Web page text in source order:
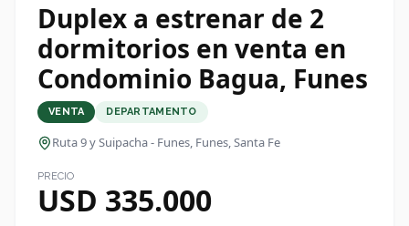
Duplex a estrenar de 2
dormitorios en venta en
Condominio Bagua, Funes
VENTA DEPARTAMENTO
Ruta 9 y Suipacha - Funes, Funes, Santa Fe
PRECIO
USD 335.000